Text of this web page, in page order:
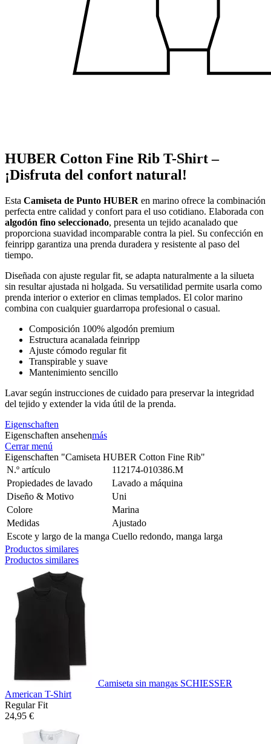
HUBER Cotton Fine Rib T-Shirt –
¡Disfruta del confort natural!
Esta Camiseta de Punto HUBER en marino ofrece la combinación
perfecta entre calidad y confort para el uso cotidiano. Elaborada con
algodón fino seleccionado, presenta un tejido acanalado que
proporciona suavidad incomparable contra la piel. Su confección en
feinripp garantiza una prenda duradera y resistente al paso del
tiempo.
Diseñada con ajuste regular fit, se adapta naturalmente a la silueta
sin resultar ajustada ni holgada. Su versatilidad permite usarla como
prenda interior o exterior en climas templados. El color marino
combina con cualquier guardarropa profesional o casual.
Composición 100% algodón premium
Estructura acanalada feinripp
Ajuste cómodo regular fit
Transpirable y suave
Mantenimiento sencillo
Lavar según instrucciones de cuidado para preservar la integridad
del tejido y extender la vida útil de la prenda.
Eigenschaften
Eigenschaften ansehenmás
Cerrar menú
Eigenschaften "Camiseta HUBER Cotton Fine Rib"
N.º artículo
112174-010386.M
Propiedades de lavado
Lavado a máquina
Diseño & Motivo
Uni
Colore
Marina
Medidas
Ajustado
Escote y largo de la manga Cuello redondo, manga larga
Productos similares
Productos similares
Camiseta sin mangas SCHIESSER
American T-Shirt
Regular Fit
24,95 €